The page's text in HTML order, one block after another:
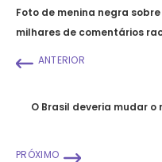
Foto de menina negra
milhares de comentários
ANTERIOR
O Brasil deveria mudar
PRÓXIMO